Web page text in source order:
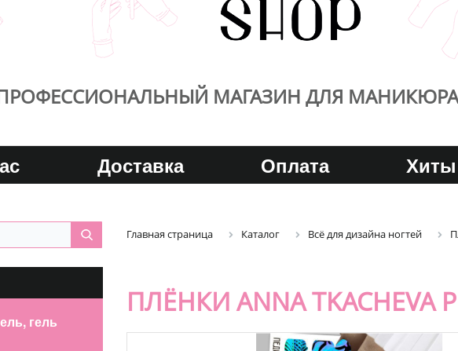
МАГАЗИН ДЛЯ
Доставка Оплата Хиты
Главная страница Каталог Всё для дизайна ногтей
гель
ПЛЁНКИ ANNA